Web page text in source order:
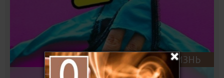
ЖИЗНЬ